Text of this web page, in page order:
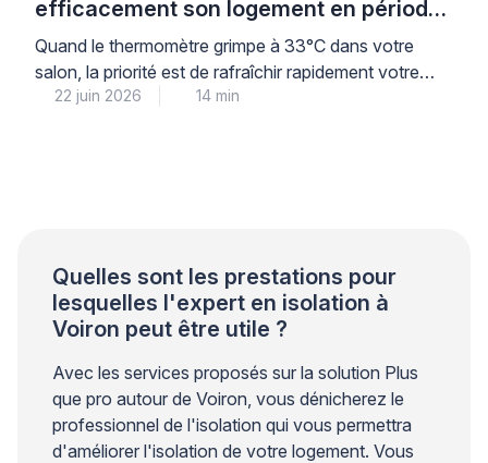
efficacement son logement en période
de canicule
Quand le thermomètre grimpe à 33°C dans votre
salon, la priorité est de rafraîchir rapidement votre
intérieur tout en préparant des solutions durables
22 juin 2026 14 min
Quelles sont les prestations pour
lesquelles l'expert en isolation à
Voiron peut être utile ?
Avec les services proposés sur la solution Plus
que pro autour de Voiron, vous dénicherez le
professionnel de l'isolation qui vous permettra
d'améliorer l'isolation de votre logement. Vous